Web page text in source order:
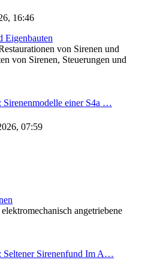
16:46
Eigenbauten
von Sirenen und
von Sirenen, Steuerungen und
Sirenenmodelle einer S4a …
07:59
angetriebene
Seltener Sirenenfund Im A…